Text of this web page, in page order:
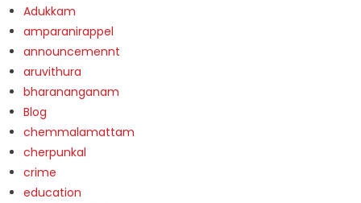
Adukkam
amparanirappel
announcemennt
aruvithura
bharananganam
Blog
chemmalamattam
cherpunkal
crime
education